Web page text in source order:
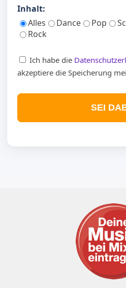
Inhalt:
Alles
Dance Pop
Rock
Ich habe die
akzeptiere die Speicherung
SEI